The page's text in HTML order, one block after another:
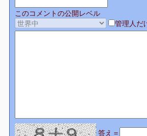
このコメントの公開レベル
管理人だ
答え＝